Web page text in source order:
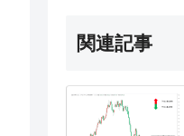
関連記事